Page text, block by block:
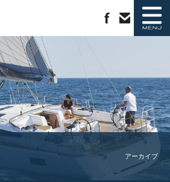
ラインナップ
会社概要 アーカイブ